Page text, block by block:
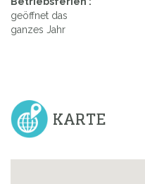
geöffnet das
ganzes Jahr
KARTE